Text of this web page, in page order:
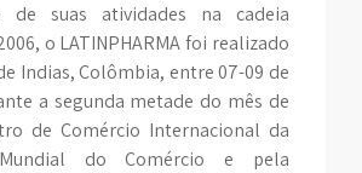
de suas atividades na cadeia
o LATINPHARMA foi realizado
Indias, Colômbia, entre 07-09 de
a segunda metade do mês de
de Comércio Internacional da
Mundial do Comércio e pela